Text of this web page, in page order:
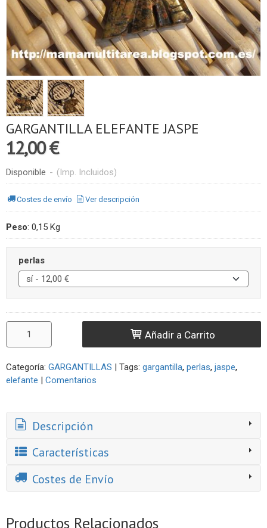
GARGANTILLA ELEFANTE JASPE
12,00 €
Disponible - (Imp. Incluidos)
Costes de envío Ver descripción
Peso: 0,15 Kg
perlas
Añadir a Carrito
Categoría: GARGANTILLAS Tags: gargantilla perlas jaspe
elefante
Comentarios
Descripción
Características
Costes de Envío
Productos Relacionados